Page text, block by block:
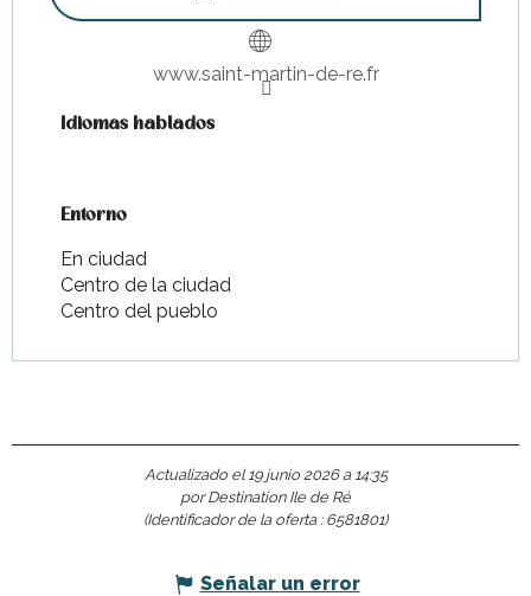
www.saint-martin-de-re.fr
Idiomas hablados
Idiomas hablados
Entorno
Entorno
En ciudad
Centro de la ciudad
Centro del pueblo
Actualizado el 19 junio 2026 a 14:35
por Destination Ile de Ré
(Identificador de la oferta : 6581801)
Señalar un error